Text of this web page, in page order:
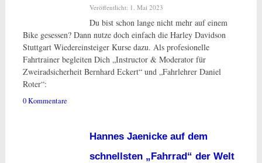
Veröffentlicht: 1. Mai 2023
Du bist schon lange nicht mehr auf einem
Bike gesessen? Dann nutze doch einfach die Harley Davidson
Stuttgart Wiedereinsteiger Kurse dazu. Als profesionelle
Fahrtrainer begleiten Dich „Instructor & Moderator für
Zweiradsicherheit Bernhard Eckert“ und „Fahrlehrer Daniel
Roter“:
0 Kommentare
Hannes Jaenicke auf dem
schnellsten „Fahrrad“ der Welt